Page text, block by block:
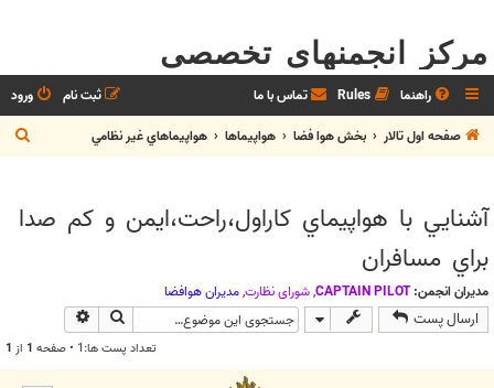
مرکز انجمنهای تخصصی
راهنما Rules تماس با ما ورود
ثبت نام
صفحه اول تالار
بخش هوا فضا هواپيماها هواپيماهاي غير نظامي
س
آشنايي با هواپيماي كاراول،راحت،ايمن و كم صدا
براي مسافران
مدیران انجمن: CAPTAIN PILOT
,شوراي نظارت,مديران هوافضا
ارسال پست جستجو
تعداد پست ها:1 • صفحه 1 از 1